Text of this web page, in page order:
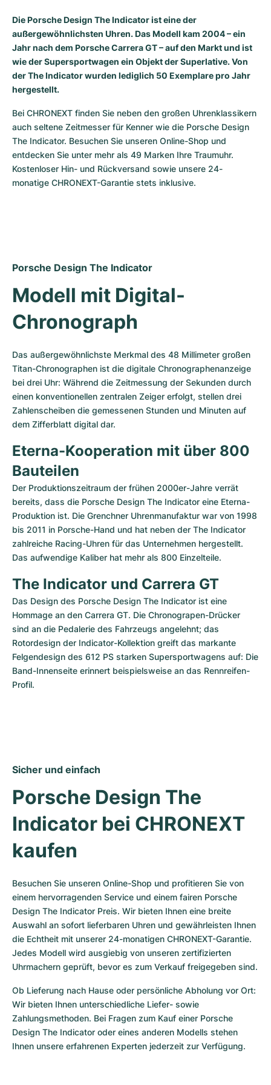
Milgauss
Oyster Perpetual
Yacht-Master
Sea-Dweller
Sky-Dweller
Submariner
Damenuhren
Ronde
Rotonde
Crash
Tortue
Baignoire
Ballon Blanc
Damenuhren
Professional
Bentley
Transocean
Chronospace
Super Avenger
Galactic
Damenuhren
Formula 1
Grand Carrera
Gebraucht
Portofino
Portugieser
Da Vinci
Spitfire
GST
Vintage
Spirit of Big Bang
King Power
Gebraucht
Die Porsche Design The Indicator ist eine der
außergewöhnlichsten Uhren. Das Modell kam 2004 – ein
Jahr nach dem Porsche Carrera GT – auf den Markt und ist
wie der Supersportwagen ein Objekt der Superlative. Von
der The Indicator wurden lediglich 50 Exemplare pro Jahr
hergestellt.
Bei CHRONEXT finden Sie neben den großen Uhrenklassikern
auch seltene Zeitmesser für Kenner wie die Porsche Design
The Indicator. Besuchen Sie unseren Online-Shop und
entdecken Sie unter mehr als 49 Marken Ihre Traumuhr.
Kostenloser Hin- und Rückversand sowie unsere 24-
monatige CHRONEXT-Garantie stets inklusive.
Porsche Design The Indicator
Modell mit Digital-
Chronograph
Das außergewöhnlichste Merkmal des 48 Millimeter großen
Titan-Chronographen ist die digitale Chronographenanzeige
bei drei Uhr: Während die Zeitmessung der Sekunden durch
einen konventionellen zentralen Zeiger erfolgt, stellen drei
Zahlenscheiben die gemessenen Stunden und Minuten auf
dem Zifferblatt digital dar.
Eterna-Kooperation mit über 800
Bauteilen
Der Produktionszeitraum der frühen 2000er-Jahre verrät
bereits, dass die Porsche Design The Indicator eine Eterna-
Produktion ist. Die Grenchner Uhrenmanufaktur war von 1998
bis 2011 in Porsche-Hand und hat neben der The Indicator
zahlreiche Racing-Uhren für das Unternehmen hergestellt.
Das aufwendige Kaliber hat mehr als 800 Einzelteile.
The Indicator und Carrera GT
Das Design des Porsche Design The Indicator ist eine
Hommage an den Carrera GT. Die Chronograpen-Drücker
sind an die Pedalerie des Fahrzeugs angelehnt; das
Rotordesign der Indicator-Kollektion greift das markante
Felgendesign des 612 PS starken Supersportwagens auf: Die
Band-Innenseite erinnert beispielsweise an das Rennreifen-
Profil.
Sicher und einfach
Porsche Design The
Indicator bei CHRONEXT
kaufen
Besuchen Sie unseren Online-Shop und profitieren Sie von
einem hervorragenden Service und einem fairen Porsche
Design The Indicator Preis. Wir bieten Ihnen eine breite
Auswahl an sofort lieferbaren Uhren und gewährleisten Ihnen
die Echtheit mit unserer 24-monatigen CHRONEXT-Garantie.
Jedes Modell wird ausgiebig von unseren zertifizierten
Uhrmachern geprüft, bevor es zum Verkauf freigegeben sind.
Ob Lieferung nach Hause oder persönliche Abholung vor Ort:
Wir bieten Ihnen unterschiedliche Liefer- sowie
Zahlungsmethoden. Bei Fragen zum Kauf einer Porsche
Design The Indicator oder eines anderen Modells stehen
Ihnen unsere erfahrenen Experten jederzeit zur Verfügung.